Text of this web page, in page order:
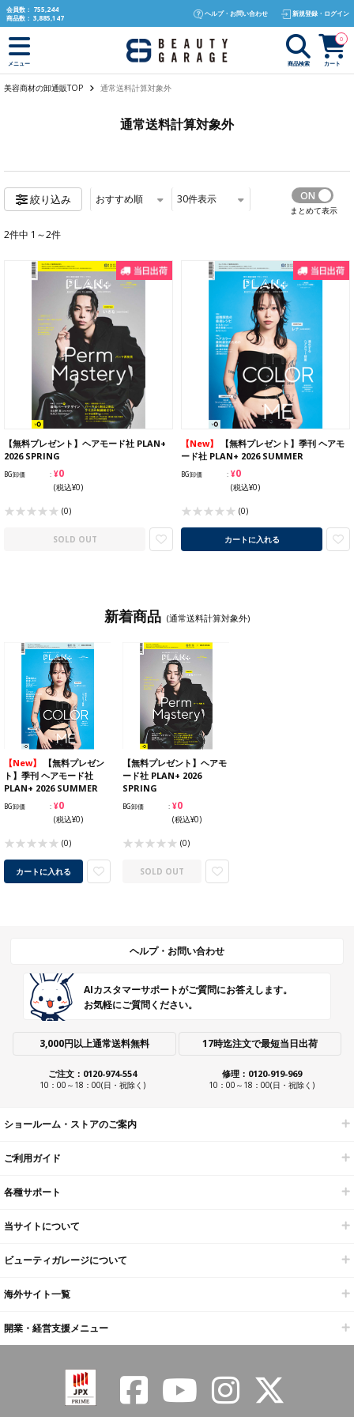
text.skipToContent
text.skipToNavigation
会員数： 755,244
商品数： 3,885,147
ヘルプ・お問い合わせ 新規登録・ログイン
メニュー 商品検索 カート
0
美容商材の卸通販TOP 通常送料計算対象外
通常送料計算対象外
絞り込み おすすめ順 30件表示
まとめて表示
2件中 1～2件
【無料プレゼント】ヘアモード社 PLAN+
2026 SPRING
BG卸価 ¥0
(税込¥0)
(0)
SOLD OUT
【New】
【無料プレゼント】季刊 ヘアモ
ード社 PLAN+ 2026 SUMMER
BG卸価 ¥0
(税込¥0)
(0)
カートに入れる
新着商品 (通常送料計算対象外)
【New】
ト】季刊 ヘアモード社
PLAN+ 2026 SUMMER
BG卸価 ¥0
(税込¥0)
(0)
カートに入れる
【無料プレゼント】ヘアモ
ード社 PLAN+ 2026
SPRING
BG卸価 ¥0
(税込¥0)
(0)
SOLD OUT
ヘルプ・お問い合わせ
AIカスタマーサポートがご質問にお答えします。
お気軽にご質問ください。
3,000円以上通常送料無料 17時迄注文で最短当日出荷
ご注文：0120-974-554
10：00～18：00(日・祝除く)
修理：0120-919-969
10：00～18：00(日・祝除く)
ショールーム・ストアのご案内
ご利用ガイド
各種サポート
当サイトについて
ビューティガレージについて
海外サイト一覧
開業・経営支援メニュー